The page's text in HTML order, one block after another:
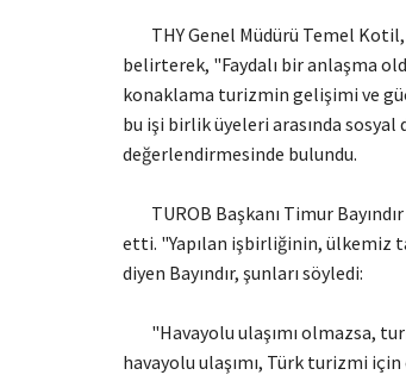
THY Genel Müdürü Temel Kotil,
belirterek, "Faydalı bir anlaşma
konaklama turizmin gelişimi ve
bu işi birlik üyeleri arasında sosyal
değerlendirmesinde bulundu.
TUROB Başkanı Timur
etti. "Yapılan işbirliğinin, ülkemiz
diyen Bayındır, şunları söyledi:
"Havayolu ulaşımı olmazsa,
havayolu ulaşımı, Türk turizmi